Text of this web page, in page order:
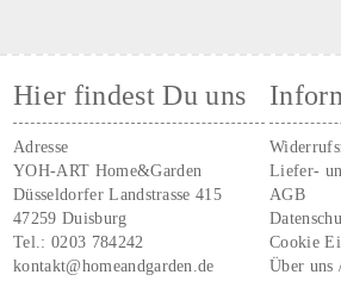
Hier findest Du uns
Adresse
YOH-ART Home&Garden
Düsseldorfer Landstrasse 415
47259 Duisburg
Tel.:0203 784242
kontakt@homeandgarden.de
Liefer-
AGB
Cookie
Über uns